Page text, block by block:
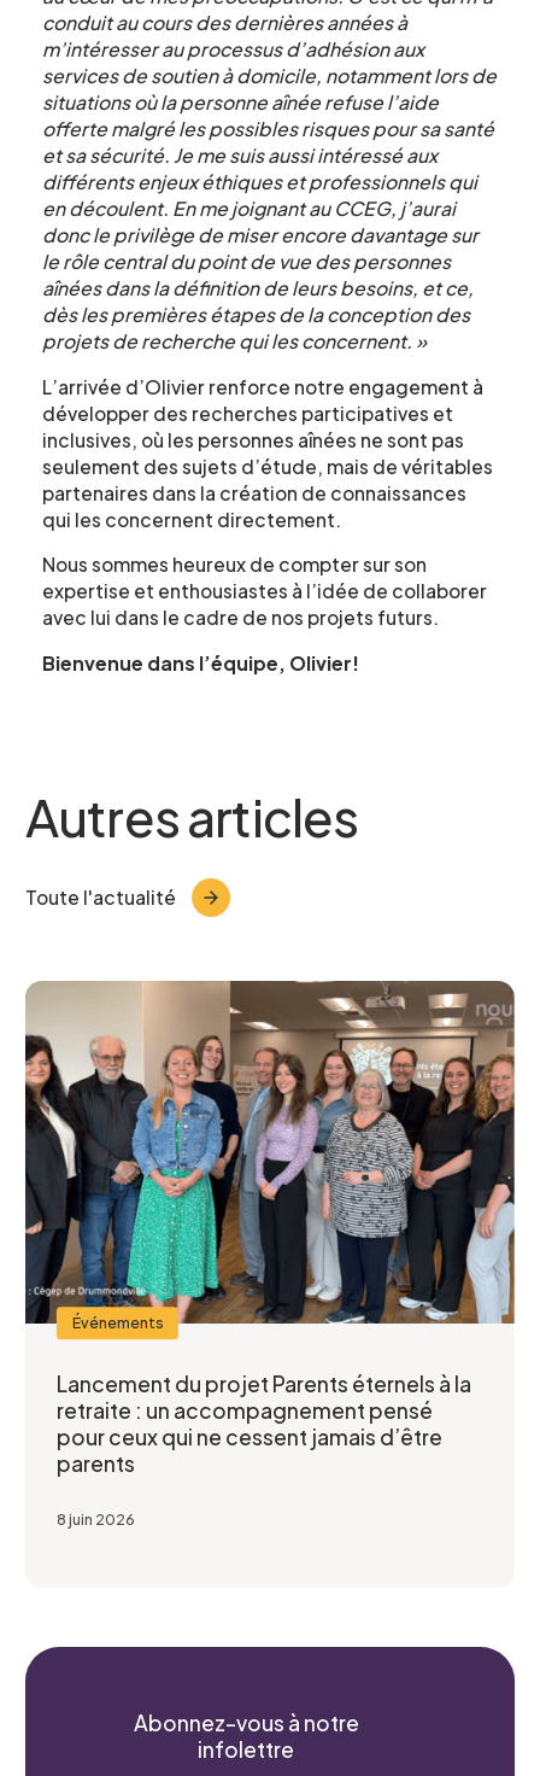
conduit au cours des dernières années à
m’intéresser au processus d’adhésion aux
services de soutien à domicile, notamment lors de
situations où la personne aînée refuse l’aide
offerte malgré les possibles risques pour sa santé
et sa sécurité. Je me suis aussi intéressé aux
différents enjeux éthiques et professionnels qui
en découlent. En me joignant au CCEG, j’aurai
donc le privilège de miser encore davantage sur
le rôle central du point de vue des personnes
aînées dans la définition de leurs besoins, et ce,
dès les premières étapes de la conception des
projets de recherche qui les concernent. »
L’arrivée d’Olivier renforce notre engagement à
développer des recherches participatives et
inclusives, où les personnes aînées ne sont pas
seulement des sujets d’étude, mais de véritables
partenaires dans la création de connaissances
qui les concernent directement.
Nous sommes heureux de compter sur son
expertise et enthousiastes à l’idée de collaborer
avec lui dans le cadre de nos projets futurs.
Bienvenue dans l’équipe, Olivier!
Autres articles
Toute l'actualité
Événements
Lancement du projet Parents éternels à la
retraite : un accompagnement pensé
pour ceux qui ne cessent jamais d’être
parents
8 juin 2026
Abonnez-vous à notre
infolettre
Le CCEG et ses partenaires sont
régulièrement à la recherche de gens pour
participer à ses projets, études, sondages,
essais. Écrivez-nous ci-dessous pour nous
faire connaître votre intérêt.
Nom*
Courriel*
participer
et j’accepte
la Politique de confidentialité du CCEG.